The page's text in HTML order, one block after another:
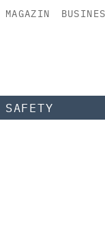
MAGAZIN
SAFETY